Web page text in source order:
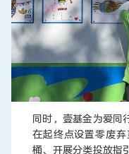
同时，壹基金为爱同
在起终点设置零废
桶、开展分类投放指